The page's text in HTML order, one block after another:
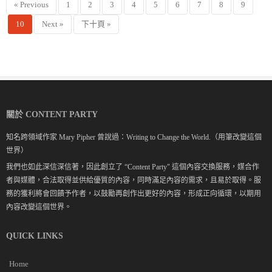
« Previous 1 2 3 4 5 6 7 8 9
10 Next » 下十頁 »
關於 CONTENT PARTY
知名跨領域作家 Mary Pipher 曾說過：Writing to Change the World.（用筆改變這個
世界）
我們也如此深信深信著，因此創立了 “Content Party" 這個內容交換服務，媒合作
者與媒體，合法取得並供給優質的內容，同時滿足內容的需求，且易於取得。服
務的獲利將會回饋予作者，以鼓勵再創作出更好的內容，形成正向循環，以期用
內容改變這個世界。
QUICK LINKS
Home